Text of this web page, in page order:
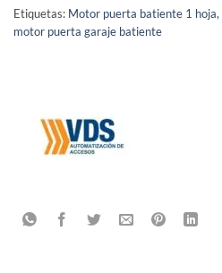
Etiquetas: Motor puerta batiente 1 hoja,
motor puerta garaje batiente